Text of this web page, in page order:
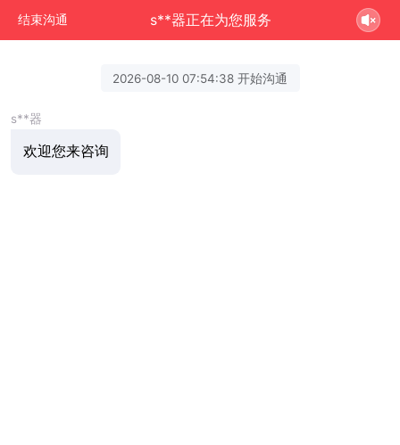
结束沟通 s**器正在为您服务
2026-08-10 07:54:38 开始沟通
s**器
欢迎您来咨询